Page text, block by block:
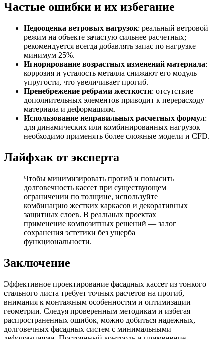
Частые ошибки и их избегание
Недооценка ветровых нагрузок: реальный ветровой
режим на объекте зачастую сильнее расчетных;
рекомендуется всегда добавлять запас по нагрузке
минимум 25%.
Игнорирование возрастных изменений материала:
коррозия и усталость металла снижают его модуль
упругости, что увеличивает прогиб.
Пренебрежение ребрами жесткости: отсутствие
дополнительных элементов приводит к перерасходу
материала и деформациям.
Использование неправильных расчетных формул:
для динамических или комбинированных нагрузок
необходимо применять более сложные модели и CFD.
Лайфхак от эксперта
Чтобы минимизировать прогиб и повысить
долговечность кассет при существующем
ограничении по толщине, используйте
комбинацию жестких каркасов и декоративных
защитных слоев. В реальных проектах
применение композитных решений — залог
сохранения эстетики без ущерба
функциональности.
Заключение
Эффективное проектирование фасадных кассет из тонкого
стального листа требует точных расчетов на прогиб,
внимания к монтажным особенностям и оптимизации
геометрии. Следуя проверенным методикам и избегая
распространенных ошибок, можно добиться надежных,
долговечных фасадных систем с минимальными